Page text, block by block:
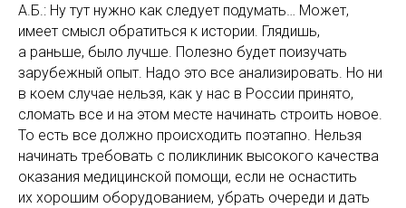
А.Б.: Ну тут нужно как следует подумать… Может,
имеет смысл обратиться к истории. Глядишь,
а раньше, было лучше. Полезно будет поизучать
зарубежный опыт. Надо это все анализировать. Но ни
в коем случае нельзя, как у нас в России принято,
сломать все и на этом месте начинать строить новое.
То есть все должно происходить поэтапно. Нельзя
начинать требовать с поликлиник высокого качества
оказания медицинской помощи, если не оснастить
их хорошим оборудованием, убрать очереди и дать